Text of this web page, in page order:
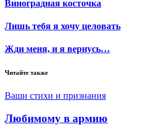
Виноградная косточка
Лишь тебя я хочу целовать
Жди меня, и я вернусь…
Читайте также
Ваши стихи и признания
Любимому в армию